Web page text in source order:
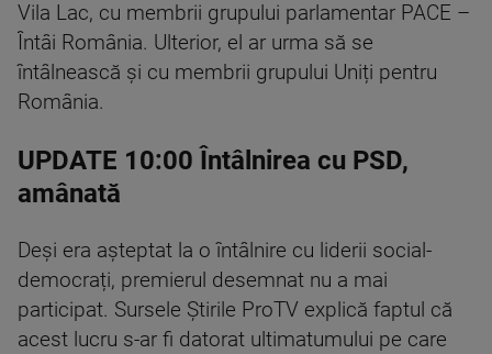
Vila Lac, cu membrii grupului parlamentar PACE –
Întâi România. Ulterior, el ar urma să se
întâlnească și cu membrii grupului Uniți pentru
România.
UPDATE 10:00 Întâlnirea cu PSD,
amânată
Deși era așteptat la o întâlnire cu liderii social-
democrați, premierul desemnat nu a mai
participat. Sursele Știrile ProTV explică faptul că
acest lucru s-ar fi datorat ultimatumului pe care